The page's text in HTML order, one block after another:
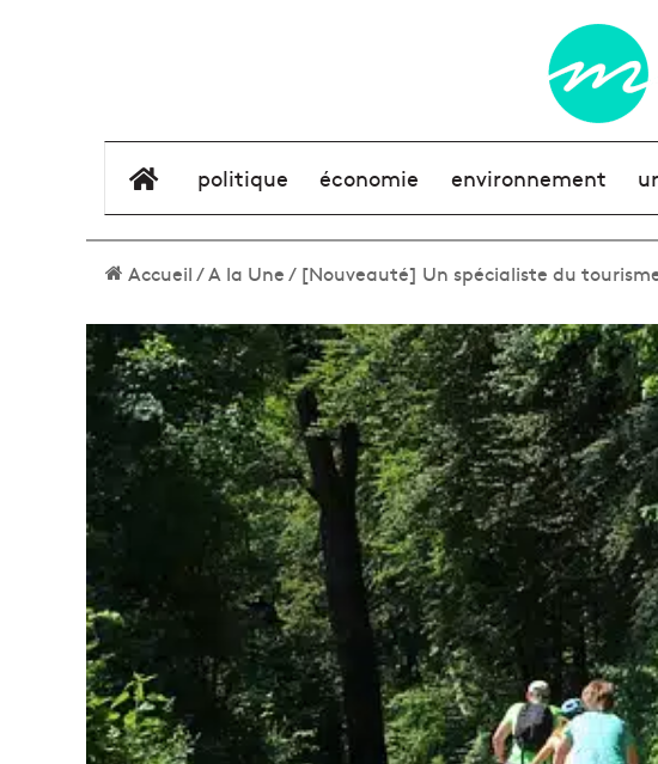
élément de menu
politique économie environnement
Accueil/A la Une/ [Nouveauté] Un spécialiste du